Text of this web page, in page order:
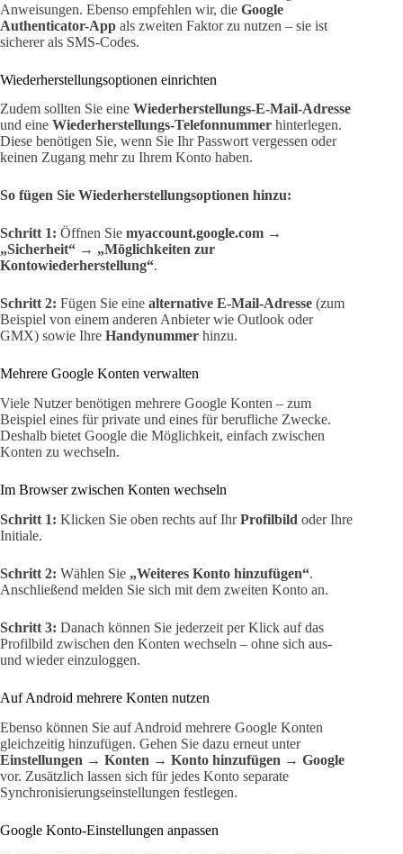
Anweisungen. Ebenso empfehlen wir, die Google
Authenticator-App als zweiten Faktor zu nutzen – sie ist
sicherer als SMS-Codes.
Wiederherstellungsoptionen einrichten
Zudem sollten Sie eine Wiederherstellungs-E-Mail-Adresse
und eine Wiederherstellungs-Telefonnummer hinterlegen.
Diese benötigen Sie, wenn Sie Ihr Passwort vergessen oder
keinen Zugang mehr zu Ihrem Konto haben.
So fügen Sie Wiederherstellungsoptionen hinzu:
Schritt 1: Öffnen Sie myaccount.google.com →
„Sicherheit“ → „Möglichkeiten zur
Kontowiederherstellung“.
Schritt 2: Fügen Sie eine alternative E-Mail-Adresse (zum
Beispiel von einem anderen Anbieter wie Outlook oder
GMX) sowie Ihre Handynummer hinzu.
Mehrere Google Konten verwalten
Viele Nutzer benötigen mehrere Google Konten – zum
Beispiel eines für private und eines für berufliche Zwecke.
Deshalb bietet Google die Möglichkeit, einfach zwischen
Konten zu wechseln.
Im Browser zwischen Konten wechseln
Schritt 1: Klicken Sie oben rechts auf IhrProfilbild oder Ihre
Initiale.
Schritt 2: Wählen Sie „Weiteres Konto hinzufügen“.
Anschließend melden Sie sich mit dem zweiten Konto an.
Schritt 3: Danach können Sie jederzeit per Klick auf das
Profilbild zwischen den Konten wechseln – ohne sich aus-
und wieder einzuloggen.
Auf Android mehrere Konten nutzen
Ebenso können Sie auf Android mehrere Google Konten
gleichzeitig hinzufügen. Gehen Sie dazu erneut unter
Einstellungen → Konten → Konto hinzufügen → Google
vor. Zusätzlich lassen sich für jedes Konto separate
Synchronisierungseinstellungen festlegen.
Google Konto-Einstellungen anpassen